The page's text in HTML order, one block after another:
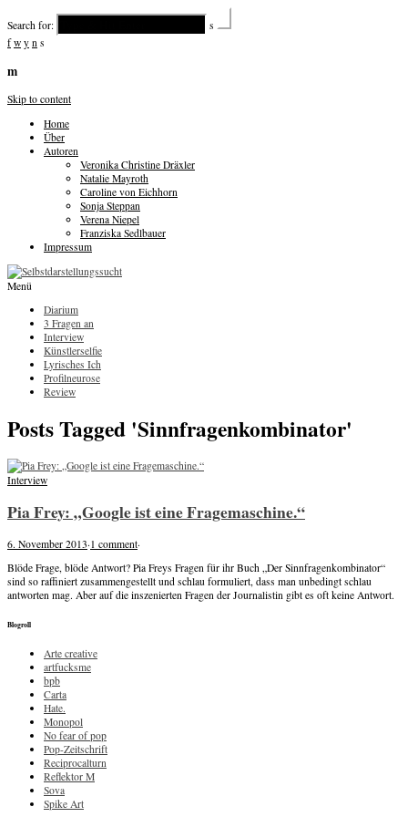
Search for:
s
f w y n s
m
Skip to content
Home
Über
Autoren
Veronika Christine Dräxler
Natalie Mayroth
Caroline von Eichhorn
Sonja Steppan
Verena Niepel
Franziska Sedlbauer
Impressum
Menü
Diarium
3 Fragen an
Interview
Künstlerselfie
Lyrisches Ich
Profilneurose
Review
Posts Tagged 'Sinnfragenkombinator'
Interview
Pia Frey: „Google ist eine Fragemaschine.“
6. November 2013· 1 comment·
Blöde Frage, blöde Antwort? Pia Freys Fragen für ihr Buch „Der Sinnfragenkombinator“
sind so raffiniert zusammengestellt und schlau formuliert, dass man unbedingt schlau
antworten mag. Aber auf die inszenierten Fragen der Journalistin gibt es oft keine Antwort.
Blogroll
Arte creative
artfucksme
bpb
Carta
Hate.
Monopol
No fear of pop
Pop-Zeitschrift
Reciprocalturn
Reflektor M
Sova
Spike Art